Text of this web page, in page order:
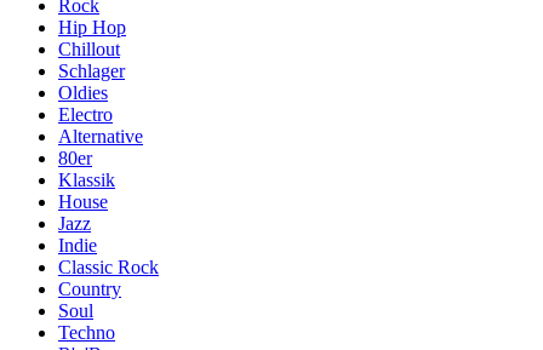
Rock
Hip Hop
Chillout
Schlager
Oldies
Electro
Alternative
80er
Klassik
House
Jazz
Indie
Classic Rock
Country
Soul
Techno